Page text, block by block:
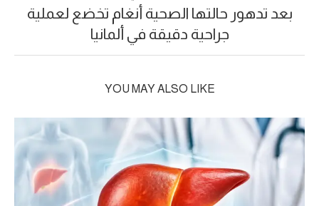
بعد تدهور حالتها الصحية أنغام تخضع لعملية
جراحية دقيقة في ألمانيا
YOU MAY ALSO LIKE